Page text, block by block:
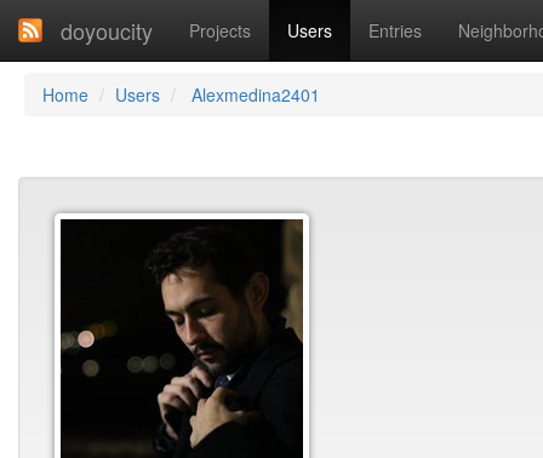
doyoucity Projects Users Entries
Home Users Alexmedina2401